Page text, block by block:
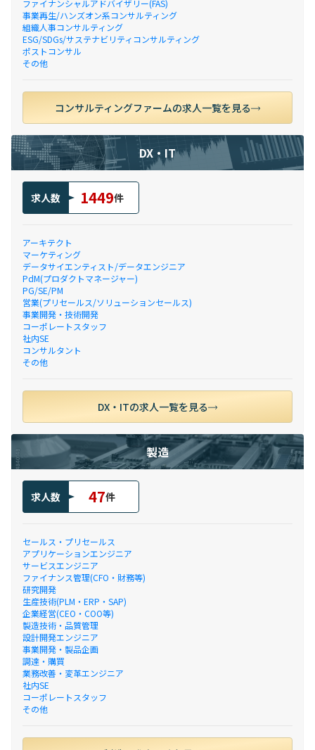
ファイナンシャルアドバイザリー(FAS)
事業再生/ハンズオン系コンサルティング
組織人事コンサルティング
ESG/SDGs/サステナビリティコンサルティング
ポストコンサル
その他
コンサルティングファームの求人一覧を見る
DX・IT
求人数 1449件
アーキテクト
マーケティング
データサイエンティスト/データエンジニア
PdM(プロダクトマネージャー)
PG/SE/PM
営業(プリセールス/ソリューションセールス)
事業開発・技術開発
コーポレートスタッフ
社内SE
コンサルタント
その他
DX・ITの求人一覧を見る
製造
求人数 47件
セールス・プリセールス
アプリケーションエンジニア
サービスエンジニア
ファイナンス管理(CFO・財務等)
研究開発
生産技術(PLM・ERP・SAP)
企業経営(CEO・COO等)
製造技術・品質管理
設計開発エンジニア
事業開発・製品企画
調達・購買
業務改善・変革エンジニア
社内SE
コーポレートスタッフ
その他